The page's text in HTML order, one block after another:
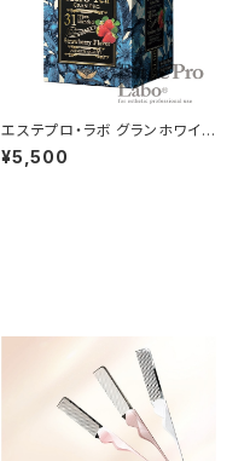
エステプロ・ラボ グランホワイト
ハーブティーグランプロ 30包
¥5,500